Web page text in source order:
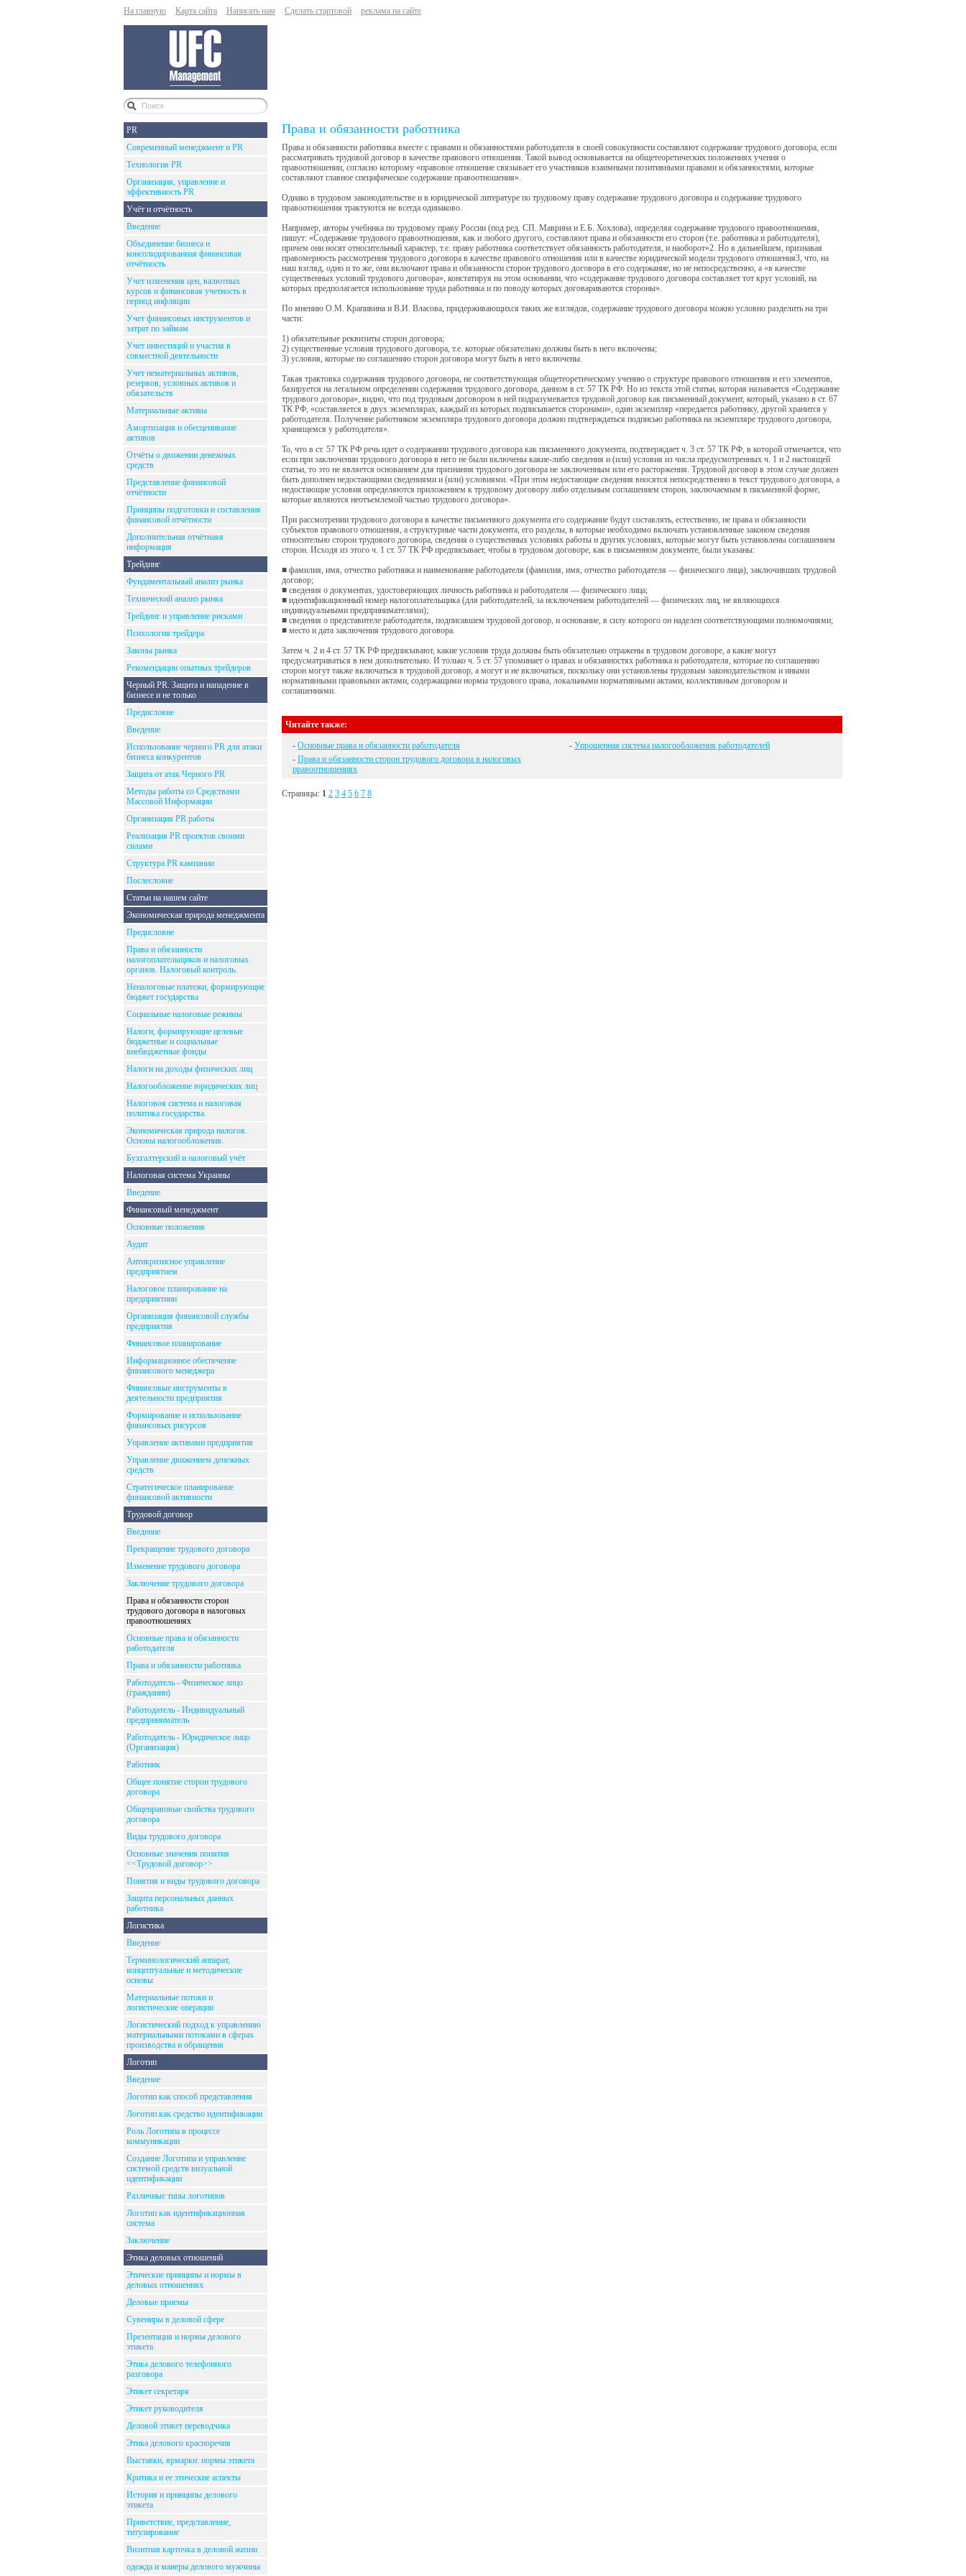
На главную Карта сайта Написать нам Сделать стартовой реклама на сайте
PR
Современный менеджмент и PR
Технология PR
Организация, управление и
эффективность PR
Учёт и отчётность
Введение
Объединение бизнеса и
консолидированная финансовая
отчётность
Учет изменения цен, валютных
курсов и финансовая учетность в
период инфляции
Учет финансовых инструментов и
затрат по займам
Учет инвестиций и участия в
совместной деятельности
Учет нематериальных активов,
резервов, условных активов и
обязательств
Материальные активы
Амортизация и обесценивание
активов
Отчёты о движении денежных
средств
Представление финансовой
отчётности
Принципы подготовки и составления
финансовой отчётности
Дополнительная отчётнаяя
информация
Трейдинг
Фундаментальный анализ рынка
Технический анализ рынка
Трейдинг и управление рисками
Психология трейдера
Законы рынка
Рекомендации опытных трейдеров
Черный PR. Защита и нападение в
бизнесе и не только
Предисловие
Введение
Использование черного PR для атаки
бизнеса конкурентов
Защита от атак Черного PR
Методы работы со Средствами
Массовой Информации
Организация PR работы
Реализация PR проектов своими
силами
Структура PR кампании
Послесловие
Статьи на нашем сайте
Экономическая природа менеджмента
Предисловие
Права и обязанности
налогоплательщиков и налоговых
органов. Налоговый контроль.
Неналоговые платежи, формирующие
бюджет государства
Социальные налоговые режимы
Налоги, формирующие целевые
бюджетные и социальные
внебюджетные фонды
Налоги на доходы физических лиц
Налогообложение юридических лиц
Налоговоя система и налоговая
политика государства.
Экономическая природа налогов.
Основы налогообложения.
Бухгалтерский и налоговый учёт
Налоговая система Украины
Введение
Финансовый менеджмент
Основные положения
Аудит
Антикризисное управление
предприятием
Налоговое планирование на
предприятиии
Организация финансовой службы
предприятия
Финансовое планирование
Информационное обеспечение
финансового менеджера
Финансовые инструменты в
деятельности предприятия
Формирование и использование
финансовых рисурсов
Управление активами предприятия
Управление движением денежных
средств
Стратегическое планирование
финансовой активности
Трудовой договор
Введение
Прекращение трудового договора
Изменение трудового договора
Заключение трудового договора
Права и обязанности сторон
трудового договора в налоговых
правоотношениях
Основные права и обязанности
работодателя
Права и обязанности работника
Работодатель - Физическое лицо
(гражданин)
Работодатель - Индивидуальный
предприниматель
Работодатель - Юридическое лицо
(Организация)
Работник
Общее понятие сторон трудового
договора
Общеправовые свойства трудового
договора
Виды трудового договора
Основные значения понятия
<<Трудовой договор>>
Понятия и виды трудового договора
Защита персональных данных
работника
Логистика
Введение
Терминологический аппарат,
концептуальные и методические
основы
Материальные потоки и
логистические операции
Логистический подход к управлению
материальными потоками в сферах
производства и обращения
Логотип
Введение
Логотип как способ представления
Логотип как средство идентификации
Роль Логотипа в процессе
коммуникации
Создание Логотипа и управление
системой средств визуальной
идентификации
Различные типы логотипов
Логотип как идентификационная
система
Заключение
Этика деловых отношений
Этические принципы и нормы в
деловых отношениях
Деловые приемы
Сувениры в деловой сфере
Презентация и нормы делового
этикета
Этика делового телефонного
разговора
Этикет секретаря
Этикет руководителя
Деловой этикет переводчика
Этика делового красноречия
Выставки, ярмарки: нормы этикета
Критика и ее этические аспекты
История и принципы делового
этикета
Приветствие, представление,
титулирование
Визитная карточка в деловой жизни
одежда и манеры делового мужчины
Права и обязанности работника
Права и обязанности работника вместе с правами и обязанностями работодателя в своей совокупности составляют содержание трудового договора, если
рассматривать трудовой договор в качестве правового отношения. Такой вывод основывается на общетеоретических положениях учения о
правоотношении, согласно которому «правовое отношение связывает его участников взаимными позитивными правами и обязанностями, которые
составляют главное специфическое содержание правоотношения».
Однако в трудовом законодательстве и в юридической литературе по трудовому праву содержание трудового договора и содержание трудового
правоотношения трактуются не всегда одинаково.
Например, авторы учебника по трудовому праву России (под ред. СП. Маврина и Е.Б. Хохлова), определяя содержание трудового правоотношения,
пишут: «Содержание трудового правоотношения, как и любого другого, составляют права и обязанности его сторон (т.е. работника и работодателя),
причем они носят относительный характер, т.е. праву работника соответствует обязанность работодателя, и наоборот»2. Но в дальнейшем, признавая
правомерность рассмотрения трудового договора в качестве правового отношения или в качестве юридической модели трудового отношения3, что, на
наш взгляд, одно и то же, они включают права и обязанности сторон трудового договора в его содержание, но не непосредственно, а «в качестве
существенных условий трудового договора», констатируя на этом основании, что «содержание трудового договора составляет тот круг условий, на
которых предполагается использование труда работника и по поводу которых договариваются стороны».
По мнению О.М. Крапивина и В.И. Власова, придерживающихся таких же взглядов, содержание трудового договора можно условно разделить на три
части:
1) обязательные реквизиты сторон договора;
2) существенные условия трудового договора, т.е. которые обязательно должны быть в него включены;
3) условия, которые по соглашению сторон договора могут быть в него включены.
Такая трактовка содержания трудового договора, не соответствующая общетеоретическому учению о структуре правового отношения и его элементов,
базируется на легальном определении содержания трудового договора, данном в ст. 57 ТК РФ. Но из текста этой статьи, которая называется «Содержание
трудового договора», видно, что под трудовым договором в ней подразумевается трудовой договор как письменный документ, который, указано в ст. 67
ТК РФ, «составляется в двух экземплярах, каждый из которых подписывается сторонами», один экземпляр «передается работнику, другой хранится у
работодателя. Получение работником экземпляра трудового договора должно подтверждаться подписью работника на экземпляре трудового договора,
хранящемся у работодателя».
То, что в ст. 57 ТК РФ речь идет о содержании трудового договора как письменного документа, подтверждает ч. 3 ст. 57 ТК РФ, в которой отмечается, что
если при заключении трудового договора в него не были включены какие-либо сведения и (или) условия из числа предусмотренных ч. 1 и 2 настоящей
статьи, то это не является основанием для признания трудового договора не заключенным или его расторжения. Трудовой договор в этом случае должен
быть дополнен недостающими сведениями и (или) условиями. «При этом недостающие сведения вносятся непосредственно в текст трудового договора, а
недостающие условия определяются приложением к трудовому договору либо отдельным соглашением сторон, заключаемым в письменной форме,
которые являются неотъемлемой частью трудового договора».
При рассмотрении трудового договора в качестве письменного документа его содержание будут составлять, естественно, не права и обязанности
субъектов правового отношения, а структурные части документа, его разделы, в которые необходимо включать установленные законом сведения
относительно сторон трудового договора, сведения о существенных условиях работы и других условиях, которые могут быть установлены соглашением
сторон. Исходя из этого ч. 1 ст. 57 ТК РФ предписывает, чтобы в трудовом договоре, как в письменном документе, были указаны:
■ фамилия, имя, отчество работника и наименование работодателя (фамилия, имя, отчество работодателя — физического лица), заключивших трудовой
договор;
■ сведения о документах, удостоверяющих личность работника и работодателя — физического лица;
■ идентификационный номер налогоплательщика (для работодателей, за исключением работодателей — физических лиц, не являющихся
индивидуальными предпринимателями);
■ сведения о представителе работодателя, подписавшем трудовой договор, и основание, в силу которого он наделен соответствующими полномочиями;
■ место и дата заключения трудового договора.
Затем ч. 2 и 4 ст. 57 ТК РФ предписывают, какие условия труда должны быть обязательно отражены в трудовом договоре, а какие могут
предусматриваться в нем дополнительно. И только ч. 5 ст. 57 упоминает о правах и обязанностях работника и работодателя, которые по соглашению
сторон могут также включаться в трудовой договор, а могут и не включаться, поскольку они установлены трудовым законодательством и иными
нормативными правовыми актами, содержащими нормы трудового права, локальными нормативными актами, коллективным договором и
соглашениями.
Читайте также:
- Основные права и обязанности работодателя
- Права и обязанности сторон трудового договора в налоговых
правоотношениях
- Упрощенная система налогообложения работодателей
Страницы: 1 2 3 4 5 6 7 8